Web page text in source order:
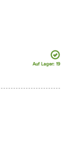
Auf Lager: 19